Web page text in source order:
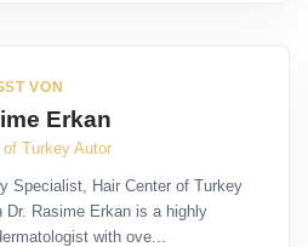
VON
Erkan
of Turkey Autor
Specialist, Hair Center of Turkey
Dr. Rasime Erkan is a highly
with ove...